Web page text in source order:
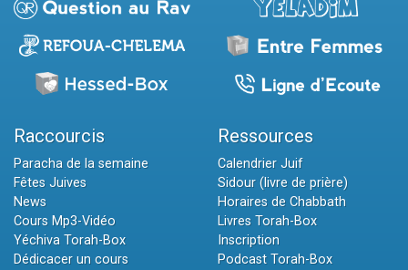
Raccourcis
Paracha de la semaine
Fêtes Juives
News
Cours Mp3-Vidéo
Yéchiva Torah-Box
Dédicacer un cours
Ressources
Calendrier Juif
Sidour (livre de prière)
Horaires de Chabbath
Livres Torah-Box
Inscription
Podcast Torah-Box